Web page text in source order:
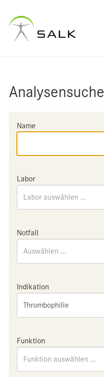
Analysensuche
Name
Labor
Labor auswählen ...
Notfall
Auswählen ...
Indikation
Thrombophilie
Funktion
Funktion auswählen ...